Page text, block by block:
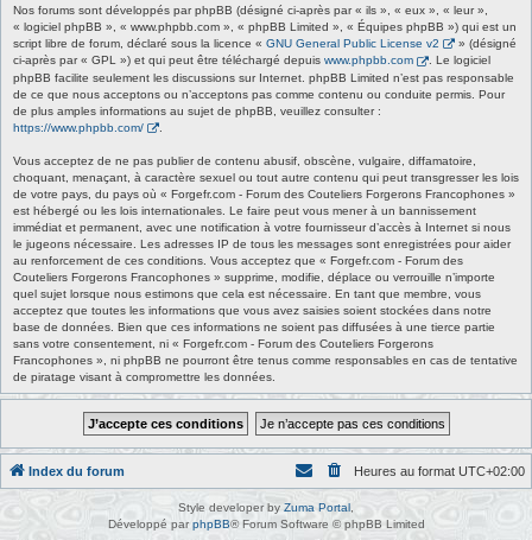
Nos forums sont développés par phpBB (désigné ci-après par « ils », « eux », « leur »,
« logiciel phpBB », « www.phpbb.com », « phpBB Limited », « Équipes phpBB ») qui est un
script libre de forum, déclaré sous la licence « GNU General Public License v2
» (désigné
ci-après par « GPL ») et qui peut être téléchargé depuis www.phpbb.com
. Le logiciel
phpBB facilite seulement les discussions sur Internet. phpBB Limited n’est pas responsable
de ce que nous acceptons ou n’acceptons pas comme contenu ou conduite permis. Pour
de plus amples informations au sujet de phpBB, veuillez consulter :
https://www.phpbb.com/
Vous acceptez de ne pas publier de contenu abusif, obscène, vulgaire, diffamatoire,
choquant, menaçant, à caractère sexuel ou tout autre contenu qui peut transgresser les lois
de votre pays, du pays où « Forgefr.com - Forum des Couteliers Forgerons Francophones »
est hébergé ou les lois internationales. Le faire peut vous mener à un bannissement
immédiat et permanent, avec une notification à votre fournisseur d’accès à Internet si nous
le jugeons nécessaire. Les adresses IP de tous les messages sont enregistrées pour aider
au renforcement de ces conditions. Vous acceptez que « Forgefr.com - Forum des
Couteliers Forgerons Francophones » supprime, modifie, déplace ou verrouille n’importe
quel sujet lorsque nous estimons que cela est nécessaire. En tant que membre, vous
acceptez que toutes les informations que vous avez saisies soient stockées dans notre
base de données. Bien que ces informations ne soient pas diffusées à une tierce partie
sans votre consentement, ni « Forgefr.com - Forum des Couteliers Forgerons
Francophones », ni phpBB ne pourront être tenus comme responsables en cas de tentative
de piratage visant à compromettre les données.
Index du forum Heures au format UTC+02:00
Style developer by Zuma Portal
Développé parphpBB® Forum Software © phpBB Limited